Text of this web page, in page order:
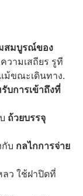
สมบูรณ์ของ
วามเสถียร รูที
ม้ขณะเดินทาง.
บการเข้าถึงที่
ถ้วยบรรจุ
บ กลไกการจ่าย
ว ใช้ฝาปิดที่